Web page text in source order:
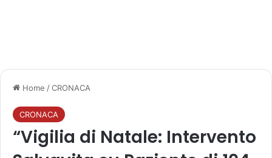
Home /CRONACA
CRONACA
“Vigilia di Natale: Intervento